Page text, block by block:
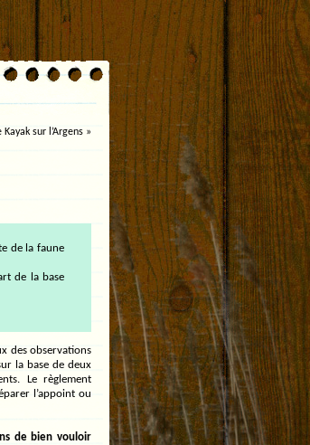
Kayak sur l’Argens »
de la faune
de la base
des observations
la base de deux
Le règlement
l’appoint ou
de bien vouloir